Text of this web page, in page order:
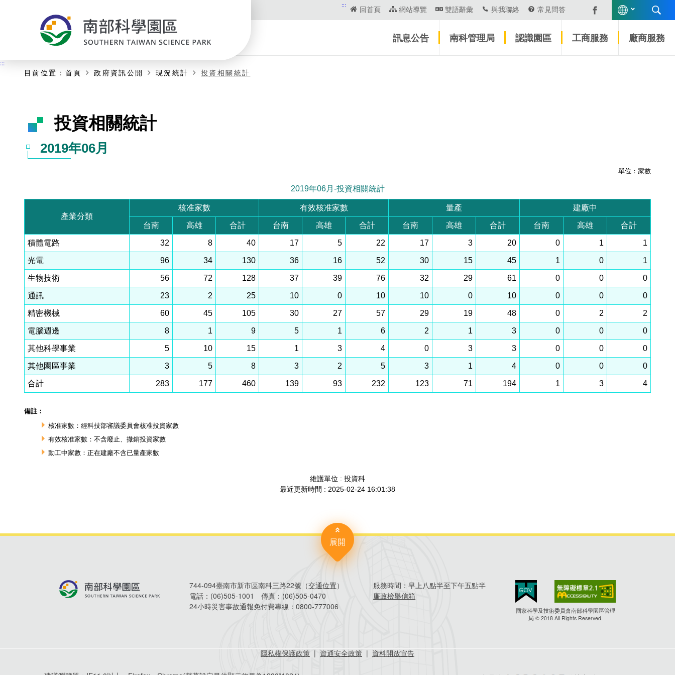
::: 回首頁 網站導覽 雙語辭彙 與我聯絡 常見問答
訊息公告 南科管理局 認識園區 工商服務 廠商服務
主要內容開始
:::
目前位置： 首頁 政府資訊公開 現況統計 投資相關統計
展開
744-094臺南市新市區南科三路22號（交通位置）
電話： (06)505-1001 傳真： (06)505-0470
24小時災害事故通報免付費專線： 0800-777006
服務時間：早上八點半至下午五點半
廉政檢舉信箱
國家科學及技術委員會南部科學園區管理
局 © 2018 All Rights Reserved.
隱私權保護政策 | 資通安全政策 | 資料開放宣告